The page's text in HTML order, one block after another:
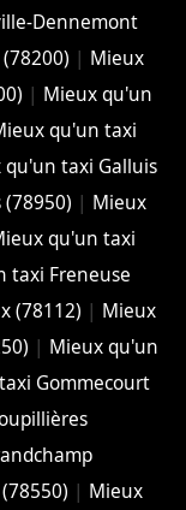
Dennemont
| Mieux
| Mieux qu'un
qu'un taxi
qu'un taxi Galluis
| Mieux
qu'un taxi
taxi Freneuse
(78112) | Mieux
| Mieux qu'un
Gommecourt
| Mieux